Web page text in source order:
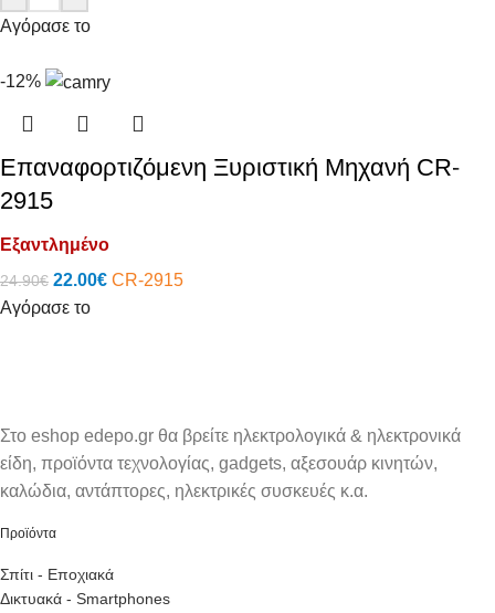
Αγόρασε το
-12%
Επαναφορτιζόμενη Ξυριστική Μηχανή CR-
2915
Εξαντλημένο
24.90€ 22.00€ CR-2915
Αγόρασε το
Στο eshop edepo.gr θα βρείτε ηλεκτρολογικά & ηλεκτρονικά
είδη, προϊόντα τεχνολογίας, gadgets, αξεσουάρ κινητών,
καλώδια, αντάπτορες, ηλεκτρικές συσκευές κ.α.
Προϊόντα
Σπίτι - Εποχιακά
Δικτυακά - Smartphones